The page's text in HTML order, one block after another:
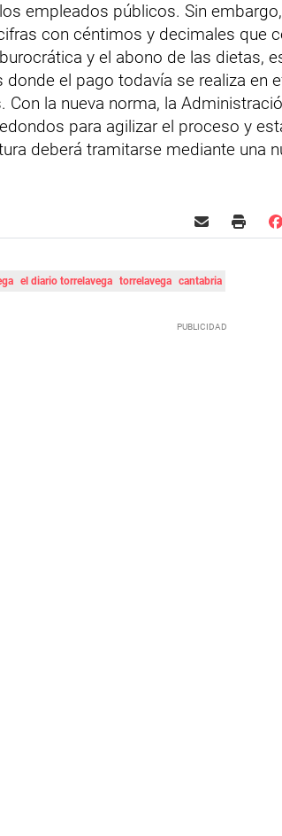
empleados públicos. Sin
con céntimos y decimales que
y el abono de las dietas,
donde el pago todavía se realiza en
Con la nueva norma, la
para agilizar el proceso y
deberá tramitarse mediante una
el diario torrelavega torrelavega cantabria